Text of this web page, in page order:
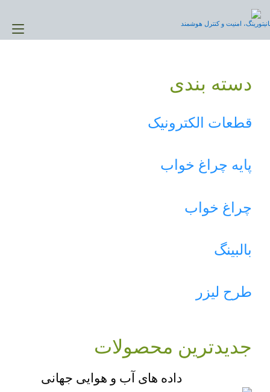
content
امنیت و کنترل هوشمند
دسته بندی
قطعات الکترونیک
پایه چراغ خواب
چراغ خواب
بالبینگ
طرح لیزر
جدیدترین محصولات
داده های آب و هوایی جهانی